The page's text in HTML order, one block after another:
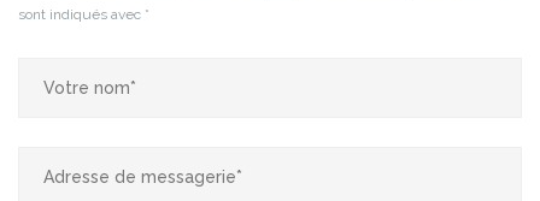
sont indiqués avec *